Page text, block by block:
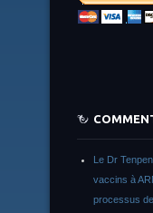
Le Dr
vaccins à
processus